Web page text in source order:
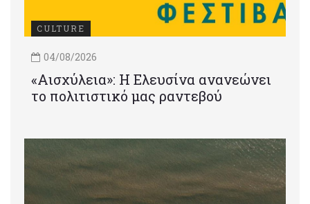
CULTURE
04/08/2026
«Αισχύλεια»: Η Ελευσίνα ανανεώνει
το πολιτιστικό μας ραντεβού